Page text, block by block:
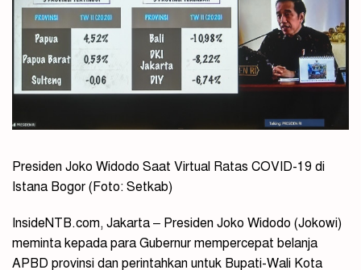
Presiden Joko Widodo Saat Virtual Ratas COVID-19 di
Istana Bogor (Foto: Setkab)
InsideNTB.com, Jakarta – Presiden Joko Widodo (Jokowi)
meminta kepada para Gubernur mempercepat belanja
APBD provinsi dan perintahkan untuk Bupati-Wali Kota